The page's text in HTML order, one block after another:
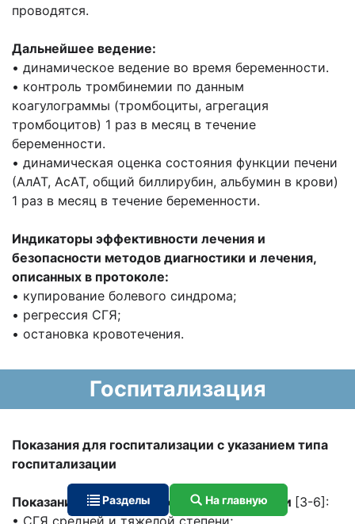
проводятся.
Дальнейшее ведение:
• динамическое ведение во время беременности.
• контроль тромбинемии по данным
коагулограммы (тромбоциты, агрегация
тромбоцитов) 1 раз в месяц в течение
беременности.
• динамическая оценка состояния функции печени
(АлАТ, АсАТ, общий биллирубин, альбумин в крови)
1 раз в месяц в течение беременности.
Индикаторы эффективности лечения и
безопасности методов диагностики и лечения,
описанных в протоколе:
• купирование болевого синдрома;
• регрессия СГЯ;
• остановка кровотечения.
Госпитализация
Показания для госпитализации с указанием типа
госпитализации
Показания для экстренной госпитализации [3-6]:
• СГЯ средней и тяжелой степени;
Разделы На главную